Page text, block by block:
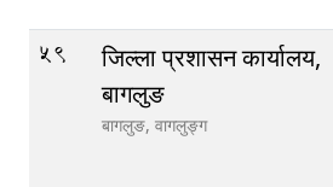
59
जिल्ला प्रशासन कार्यालय,
बागलुङ
बागलुङ, वागलुङ्ग